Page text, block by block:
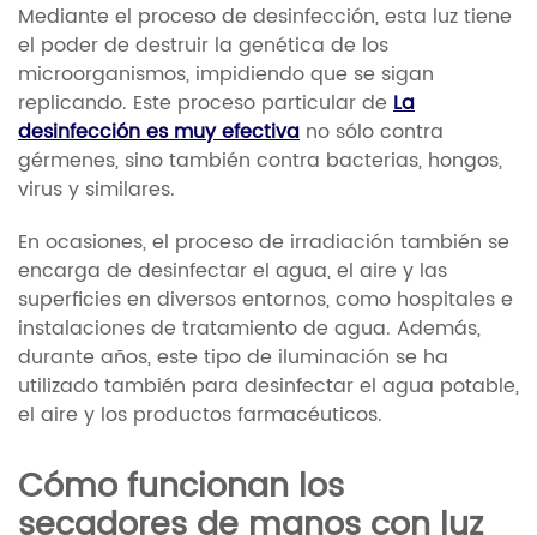
Mediante el proceso de desinfección, esta luz tiene
el poder de destruir la genética de los
microorganismos, impidiendo que se sigan
replicando. Este proceso particular deLa
desinfección es muy efectiva no sólo contra
gérmenes, sino también contra bacterias, hongos,
virus y similares.
En ocasiones, el proceso de irradiación también se
encarga de desinfectar el agua, el aire y las
superficies en diversos entornos, como hospitales e
instalaciones de tratamiento de agua. Además,
durante años, este tipo de iluminación se ha
utilizado también para desinfectar el agua potable,
el aire y los productos farmacéuticos.
Cómo funcionan los